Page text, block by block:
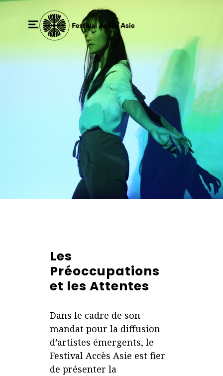
Les
Préoccupations
et les Attentes
Dans le cadre de son
mandat pour la diffusion
d’artistes émergents, le
Festival Accès Asie est fier
de présenter la